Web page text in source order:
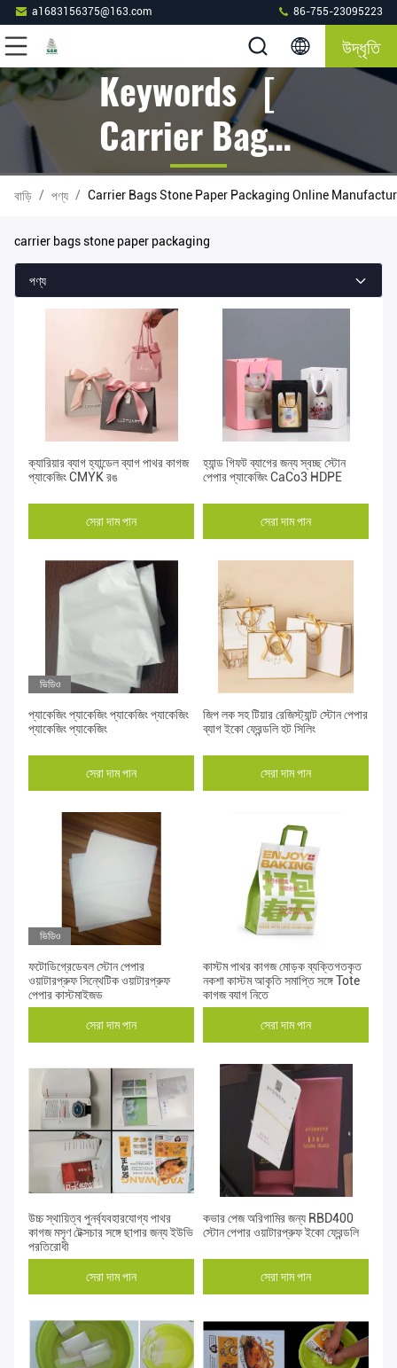
a1683156375@163.com 86-755-23095223
উদ্ধৃতি
Keywords [
Carrier Bags
Stone Paper
Packaging ]
Match 32
পণ্য
বাড়ি / পণ্য / Carrier Bags Stone Paper Packaging Online
carrier bags stone paper packaging
পণ্য
ক্যারিয়ার ব্যাগ হ্যান্ডেল ব্যাগ পাথর কাগজ
প্যাকেজিং CMYK রঙ
সেরা দাম পান
হ্যান্ড গিফট ব্যাগের জন্য স্বচ্ছ স্টোন
পেপার প্যাকেজিং CaCo3 HDPE
সেরা দাম পান
ভিডিও
প্যাকেজিং প্যাকেজিং প্যাকেজিং প্যাকেজিং
প্যাকেজিং প্যাকেজিং
সেরা দাম পান
জিপ লক সহ টিয়ার রেজিস্ট্যান্ট স্টোন পেপার
ব্যাগ ইকো ফ্রেন্ডলি হট সিলিং
সেরা দাম পান
ভিডিও
ফটোডিগ্রেডেবল স্টোন পেপার
ওয়াটারপ্রুফ সিন্থেটিক ওয়াটারপ্রুফ
পেপার কাস্টমাইজড
সেরা দাম পান
কাস্টম পাথর কাগজ মোড়ক ব্যক্তিগতকৃত
নকশা কাস্টম আকৃতি সমাপ্তি সঙ্গে Tote
কাগজ ব্যাগ নিতে
সেরা দাম পান
উচ্চ স্থায়িত্ব পুনর্ব্যবহারযোগ্য পাথর
কাগজ মসৃণ টেক্সচার সঙ্গে ছাপার জন্য ইউভি
প্রতিরোধী
সেরা দাম পান
কভার পেজ অরিগামির জন্য RBD400
স্টোন পেপার ওয়াটারপ্রুফ ইকো ফ্রেন্ডলি
সেরা দাম পান